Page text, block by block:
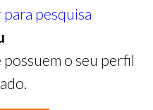
pesquisa
o seu perfil